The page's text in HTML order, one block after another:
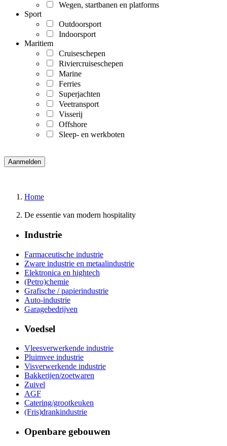
Wegen, startbanen en platforms
Sport
Outdoorsport
Indoorsport
Maritiem
Cruiseschepen
Riviercruiseschepen
Marine
Ferries
Superjachten
Veetransport
Visserij
Offshore
Sleep- en werkboten
Home
De essentie van modern hospitality
Industrie
Farmaceutische industrie
Zware industrie en metaalindustrie
Elektronica en hightech
(Petro)chemie
Grafische / papierindustrie
Auto-industrie
Garagebedrijven
Voedsel
Vleesverwerkende industrie
Pluimvee industrie
Visverwerkende industrie
Bakkerijen/zoetwaren
Zuivel
AGF
Catering/grootkeuken
(Fris)drankindustrie
Openbare gebouwen